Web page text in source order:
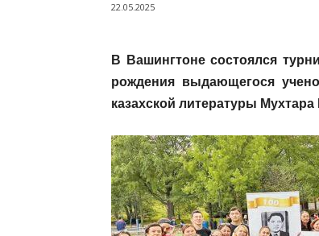
22.05.2025
В Вашингтоне состоялся
рождения выдающегося
казахской литературы Мухтара